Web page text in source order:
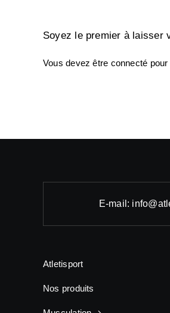
Soyez le premier à laisser
Vous devez être connecté
E-mail:
Atletisport
Nos produits